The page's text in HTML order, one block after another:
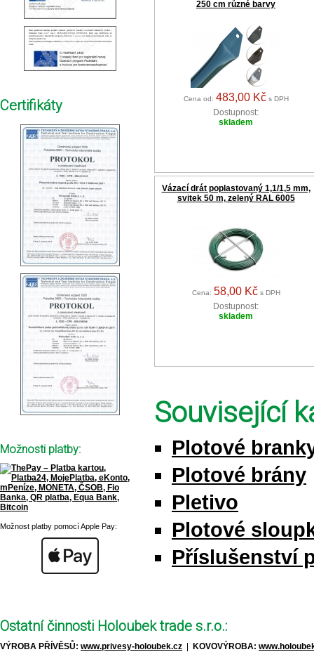
250 cm různé barvy
Cena od: 483,00 Kčs DPH
Dostupnost:
skladem
Vázací drát poplastovaný 1,1/1,5 mm,
svitek 50 m, zelený RAL 6005
Cena: 58,00 Kčs DPH
Dostupnost:
skladem
Související
Plotové
Plotové brány
Pletivo
Plotové
Příslušenství
Certifikáty
Možnosti platby:
Možnost platby pomocí Apple Pay:
Ostatní činnosti Holoubek trade s.r.o.:
VÝROBA PŘÍVĚSŮ: www.privesy-holoubek.cz KOVOVÝROBA: